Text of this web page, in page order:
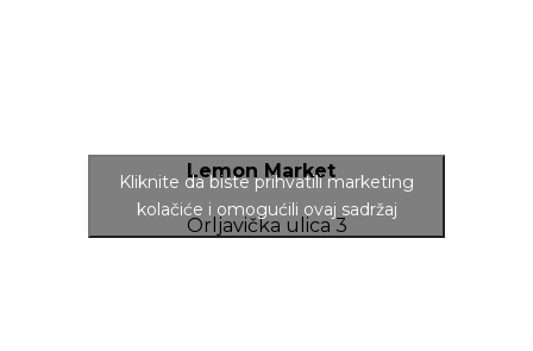
Lemon Market
Orljavička ulica 3
Kliknite da biste prihvatili marketing
kolačiće i omogućili ovaj sadržaj